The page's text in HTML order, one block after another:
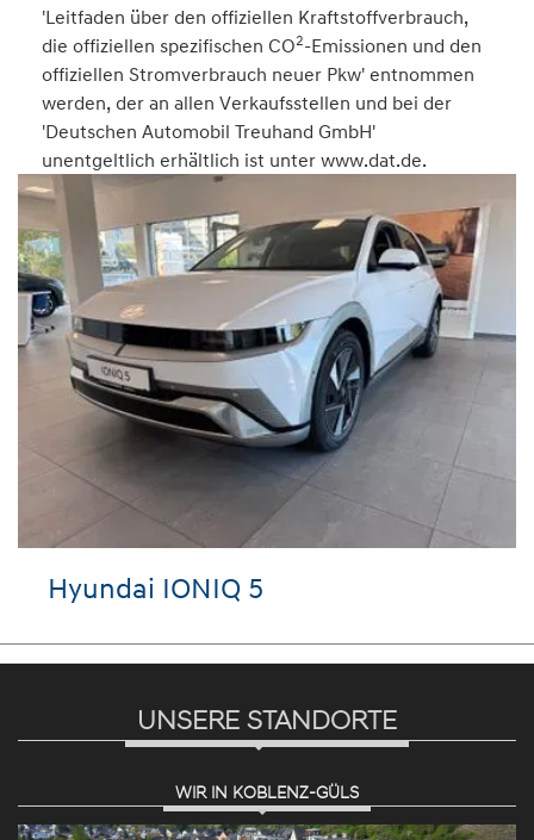
'Leitfaden über den offiziellen Kraftstoffverbrauch,
die offiziellen spezifischen CO2-Emissionen und den
offiziellen Stromverbrauch neuer Pkw' entnommen
werden, der an allen Verkaufsstellen und bei der
'Deutschen Automobil Treuhand GmbH'
unentgeltlich erhältlich ist unter www.dat.de.
Hyundai IONIQ 5
UNSERE STANDORTE
WIR IN KOBLENZ-GÜLS